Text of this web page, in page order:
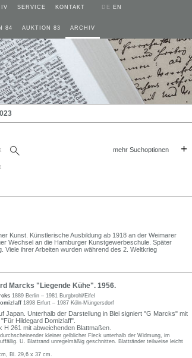
SERVICE KONTAKT DE EN
84 AUKTION 83 ARCHIV
mehr Suchoptionen +
Kunst. Künstlerische Ausbildung ab 1918 an der Weimarer
Wechsel an die Hamburger Kunstgewerbeschule. Später
Viele ihrer Arbeiten wurden während des 2. Weltkrieg
Marcks "Liegende Kühe". 1956.
1889 Berlin – 1981 Burgbrohl/Eifel
1898 Erfurt – 1987 Köln-Müngersdorf
Japan. Unterhalb der Darstellung in Blei signiert "G Marcks" mit
Hildegard Domizlaff".
H 261 mit abweichenden Blattmaßen.
kleiner gelblicher Fleck unterhalb der Widmung, im
U. Blattrand unregelmäßig geschnitten. Blattränder teilweise leicht
Bl. 29,6 x 37 cm.